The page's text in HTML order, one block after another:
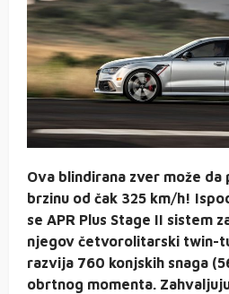
Ova blindirana zver može da
brzinu od čak 325 km/h!
se APR Plus Stage II sistem
njegov četvorolitarski twin-
razvija 760 konjskih snaga
obrtnog momenta.